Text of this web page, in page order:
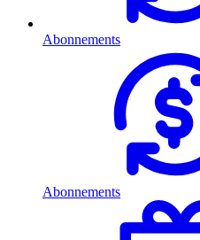
Abonnements
Abonnements